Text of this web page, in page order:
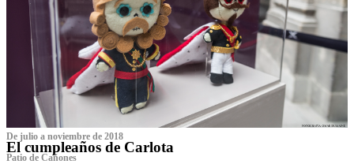
De julio a noviembre de 2018
El cumpleaños de Carlota
Patio de Cañones